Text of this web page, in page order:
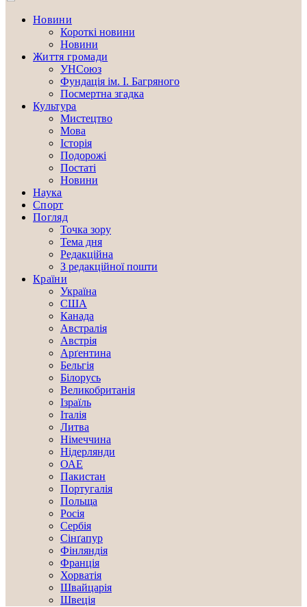
Новини
Короткі новини
Новини
Життя громади
УНСоюз
Фундація ім. І. Багряного
Посмертна згадка
Культура
Мистецтво
Мова
Історія
Подорожі
Постаті
Новини
Наука
Спорт
Погляд
Точка зору
Тема дня
Редакційна
З редакційної пошти
Країни
Україна
США
Канада
Австралія
Австрія
Арґентина
Бельгія
Білорусь
Великобританія
Ізраїль
Італія
Литва
Німеччина
Нідерлянди
ОАЕ
Пакистан
Португалія
Польща
Росія
Сербія
Сінґапур
Фінляндія
Франція
Хорватія
Швайцарія
Швеція